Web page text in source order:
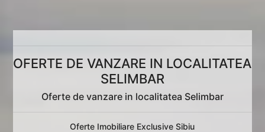
OFERTE DE VANZARE IN LOCALITATEA
SELIMBAR
Oferte de vanzare in localitatea Selimbar
Oferte Imobiliare Exclusive Sibiu